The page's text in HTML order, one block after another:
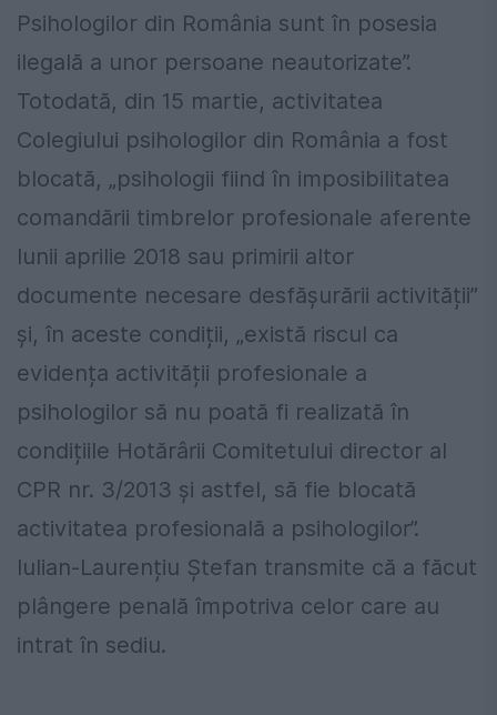
Psihologilor din România sunt în posesia
ilegală a unor persoane neautorizate”.
Totodată, din 15 martie, activitatea
Colegiului psihologilor din România a fost
blocată, „psihologii fiind în imposibilitatea
comandării timbrelor profesionale aferente
lunii aprilie 2018 sau primirii altor
documente necesare desfășurării activității”
și, în aceste condiții, „există riscul ca
evidența activității profesionale a
psihologilor să nu poată fi realizată în
condițiile Hotărârii Comitetului director al
CPR nr. 3/2013 și astfel, să fie blocată
activitatea profesională a psihologilor”.
Iulian-Laurențiu Ștefan transmite că a făcut
plângere penală împotriva celor care au
intrat în sediu.